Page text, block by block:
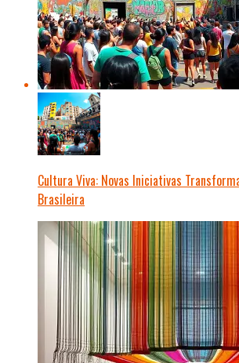
Cultura Viva: Novas Iniciativas
Brasileira